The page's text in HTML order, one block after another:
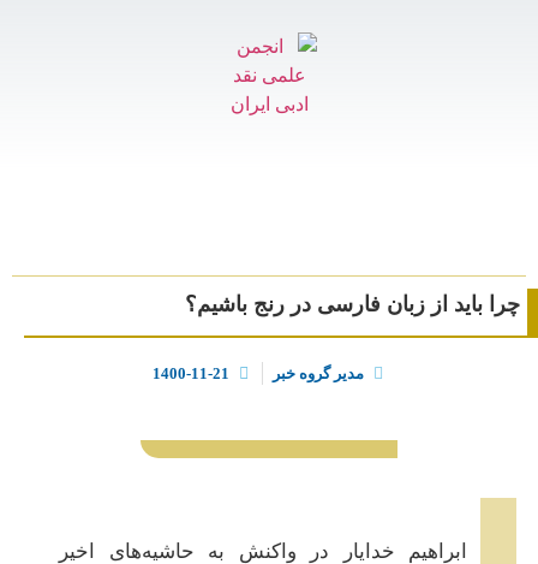
چرا باید از زبان فارسی در رنج باشیم؟
مدیر گروه خبر 1400-11-21
ابراهیم خدایار در واکنش به حاشیه‌های اخیر